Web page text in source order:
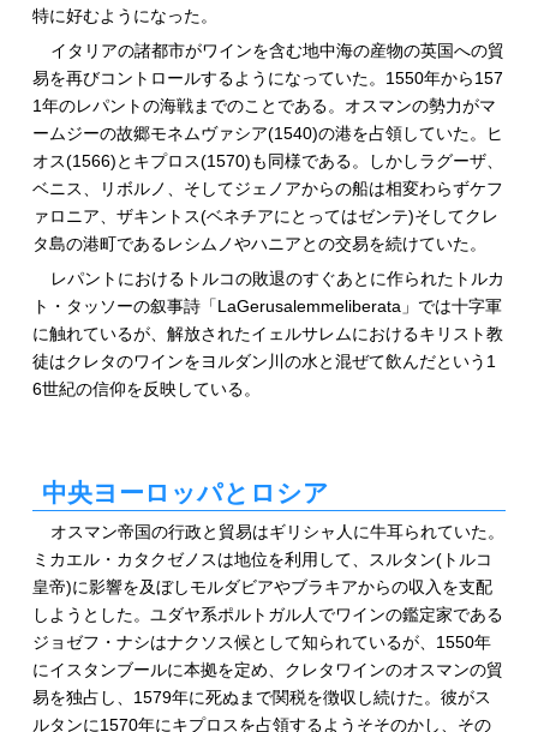
特に好むようになった。
イタリアの諸都市がワインを含む地中海の産物の英国への貿
易を再びコントロールするようになっていた。1550年から157
1年のレパントの海戦までのことである。オスマンの勢力がマ
ームジーの故郷モネムヴァシア(1540)の港を占領していた。ヒ
オス(1566)とキプロス(1570)も同様である。しかしラグーザ、
ベニス、リボルノ、そしてジェノアからの船は相変わらずケフ
ァロニア、ザキントス(ベネチアにとってはゼンテ)そしてクレ
タ島の港町であるレシムノやハニアとの交易を続けていた。
レパントにおけるトルコの敗退のすぐあとに作られたトルカ
ト・タッソーの叙事詩「LaGerusalemmeliberata」では十字軍
に触れているが、解放されたイェルサレムにおけるキリスト教
徒はクレタのワインをヨルダン川の水と混ぜて飲んだという1
6世紀の信仰を反映している。
中央ヨーロッパとロシア
オスマン帝国の行政と貿易はギリシャ人に牛耳られていた。
ミカエル・カタクゼノスは地位を利用して、スルタン(トルコ
皇帝)に影響を及ぼしモルダビアやブラキアからの収入を支配
しようとした。ユダヤ系ポルトガル人でワインの鑑定家である
ジョゼフ・ナシはナクソス候として知られているが、1550年
にイスタンブールに本拠を定め、クレタワインのオスマンの貿
易を独占し、1579年に死ぬまで関税を徴収し続けた。彼がス
ルタンに1570年にキプロスを占領するようそそのかし、その